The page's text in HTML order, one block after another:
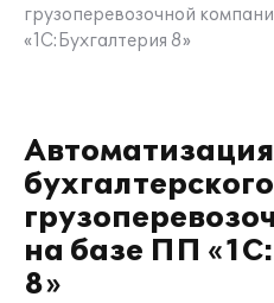
грузоперевозочной
«1С:Бухгалтерия 8»
Автоматизация
на базе ПП
8»